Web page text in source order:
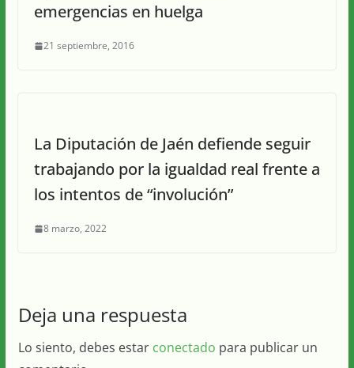
emergencias en huelga
21 septiembre, 2016
La Diputación de Jaén defiende seguir
trabajando por la igualdad real frente a
los intentos de “involución”
8 marzo, 2022
Deja una respuesta
Lo siento, debes estar conectado para publicar un